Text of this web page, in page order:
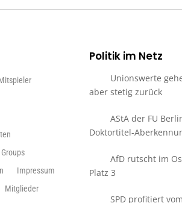
Groups
Impressum
Mitglieder
Politik im Netz
Unionswerte
aber stetig zurück
AStA der FU
Doktortitel-
AfD rutscht im
Platz 3
SPD profitiert